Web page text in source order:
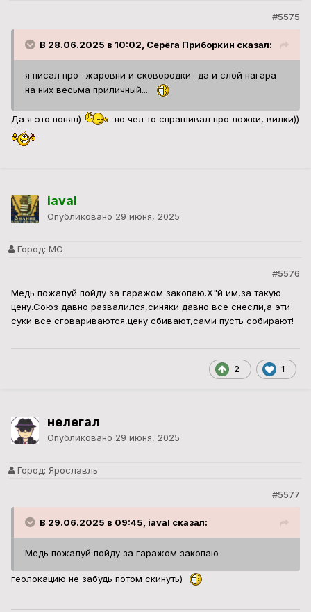
#5575
В 28.06.2025 в 10:02, Серёга Приборкин сказал:
я писал про -жаровни и сковородки- да и слой нагара
на них весьма приличный....
Да я это понял) но чел то спрашивал про ложки, вилки))
iaval
Опубликовано 29 июня, 2025
Город: МО
#5576
Медь пожалуй пойду за гаражом закопаю.Х"й им,за такую
цену.Союз давно развалился,синяки давно все снесли,а эти
суки все сговариваются,цену сбивают,сами пусть собирают!
2 1
нелегал
Опубликовано 29 июня, 2025
Город: Ярославль
#5577
В 29.06.2025 в 09:45, iaval сказал:
Медь пожалуй пойду за гаражом закопаю
геолокацию не забудь потом скинуть)